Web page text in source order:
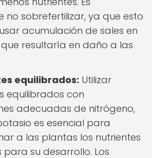
no sobrefertilizar, ya que esto
acumulación de sales en
que resultaría en daño a las
equilibrados: Utilizar
equilibrados con
adecuadas de nitrógeno,
es esencial para
a las plantas los nutrientes
para su desarrollo. Los